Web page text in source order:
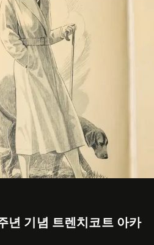
년 기념 트렌치코트 아카